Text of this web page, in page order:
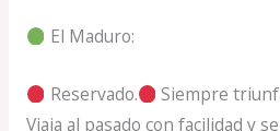
El Maduro:
Reservado. Siempre
Viaja al pasado con facilidad y